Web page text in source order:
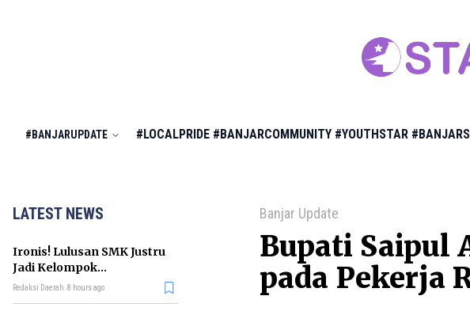
#BANJARUPDATE #LOCALPRIDE #BANJARCOMMUNITY #YOUTHSTAR
LATEST NEWS
Ironis! Lulusan SMK Justru
Jadi Kelompok
Pengangguran Terbanyak
Redaksi Daerah 8 hours ago
Banjar Update
Bupati Saipul
pada Pekerja